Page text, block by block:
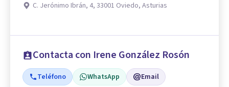
C. Jerónimo Ibrán, 4, 33001 Oviedo, Asturias
Contacta con Irene González Rosón
Teléfono WhatsApp Email